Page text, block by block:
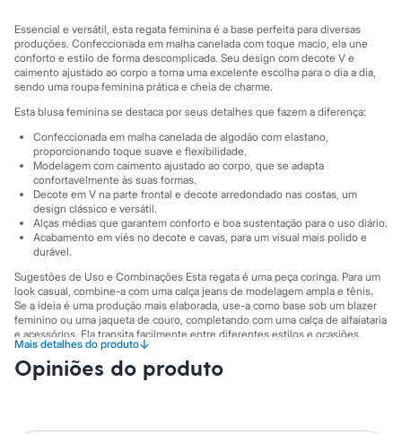
Marcas
City
Clock House
Mindset
Sawary
Moda esportiva
Acessórios
Blusas
Calçados
Leggings
Shorts e Bermudas
Tops
Moda íntima
Calcinhas
Meias
Pijamas
Sutiãs e Tops
Moda praia
Biquínis
Maiôs
Saídas de praia
Essencial e versátil, esta regata feminina é a base perfeita para diversas
produções. Confeccionada em malha canelada com toque macio, ela une
conforto e estilo de forma descomplicada. Seu design com decote V e
caimento ajustado ao corpo a torna uma excelente escolha para o dia a dia,
sendo uma roupa feminina prática e cheia de charme.
Esta blusa feminina se destaca por seus detalhes que fazem a diferença:
Confeccionada em malha canelada de algodão com elastano,
proporcionando toque suave e flexibilidade.
Modelagem com caimento ajustado ao corpo, que se adapta
confortavelmente às suas formas.
Decote em V na parte frontal e decote arredondado nas costas, um
design clássico e versátil.
Alças médias que garantem conforto e boa sustentação para o uso diário.
Acabamento em viés no decote e cavas, para um visual mais polido e
durável.
Sugestões de Uso e Combinações Esta regata é uma peça coringa. Para um
look casual, combine-a com uma calça jeans de modelagem ampla e tênis.
Se a ideia é uma produção mais elaborada, use-a como base sob um blazer
feminino ou uma jaqueta de couro, completando com uma calça de alfaiataria
e acessórios. Ela transita facilmente entre diferentes estilos e ocasiões.
A gente se encontra na C&A! ❤
Mais detalhes do produto↓
Opiniões do produto